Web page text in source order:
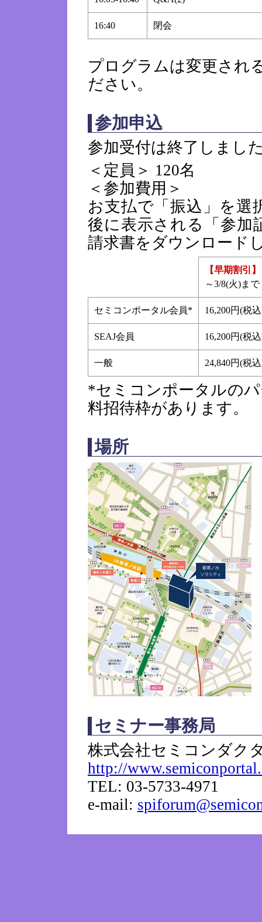
16:40 閉会
プログラムは変更され
ださい。
参加申込
参加受付は終了しまし
＜定員＞ 120名
＜参加費用＞
お支払で「振込」を選
後に表示される「参加
請求書をダウンロード
【早期割引】
～3/8(火)まで
セミコンポータル会員* 16,200円(税
SEAJ会員 16,200円(税
一般 24,840円(税
*セミコンポータルの
料招待枠があります。
場所
セミナー事務局
株式会社セミコンダク
http://
TEL: 03-5733-4971
e-mail: